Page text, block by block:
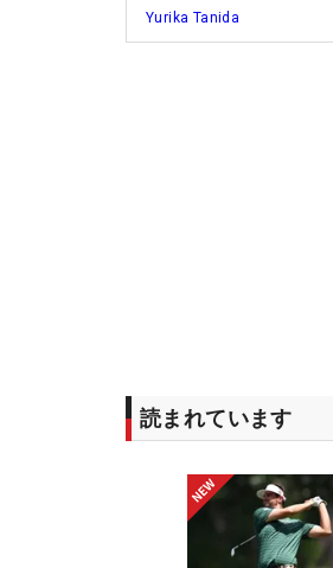
Yurika Tanida
読まれています